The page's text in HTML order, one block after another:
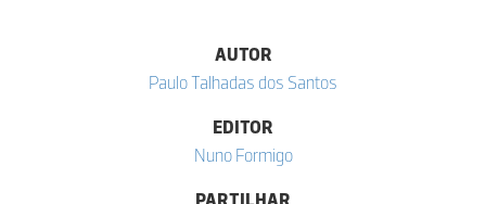
AUTOR
Paulo Talhadas dos Santos
EDITOR
Nuno Formigo
PARTILHAR